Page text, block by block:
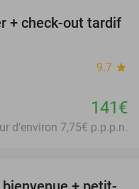
+ check-out tardif
9.7 star
141€
d'environ 7,75€ p.p.p.n.